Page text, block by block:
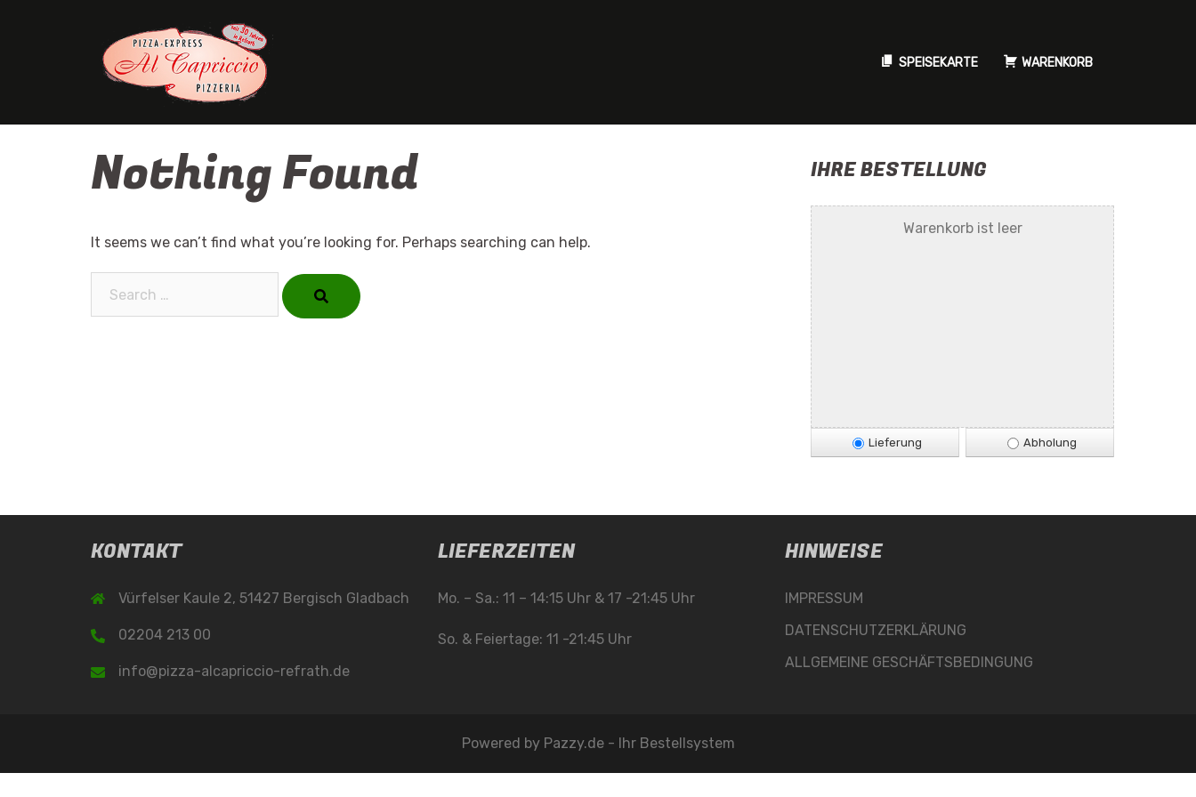
SPEISEKARTE WARENKORB
Nothing Found
It seems we can’t find what you’re looking for. Perhaps searching can help.
IHRE BESTELLUNG
Warenkorb ist leer
Lieferung Abholung
KONTAKT
Vürfelser Kaule 2, 51427 Bergisch Gladbach
02204 213 00
info@pizza-alcapriccio-refrath.de
LIEFERZEITEN
Mo. – Sa.: 11 – 14:15 Uhr & 17 -21:45 Uhr
So. & Feiertage: 11 -21:45 Uhr
HINWEISE
IMPRESSUM
DATENSCHUTZERKLÄRUNG
ALLGEMEINE GESCHÄFTSBEDINGUNG
Powered by Pazzy.de - Ihr Bestellsystem